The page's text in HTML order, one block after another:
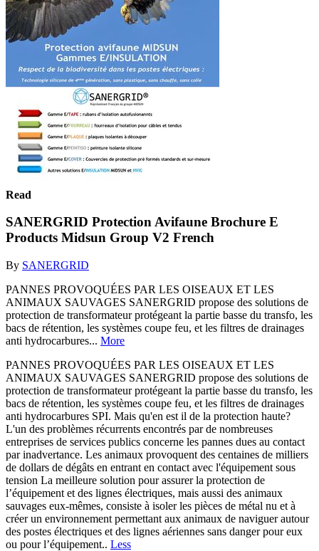
Read
SANERGRID Protection Avifaune Brochure E
Products Midsun Group V2 French
By SANERGRID
PANNES PROVOQUÉES PAR LES OISEAUX ET LES
ANIMAUX SAUVAGES SANERGRID propose des solutions de
protection de transformateur protégeant la partie basse du transfo, les
bacs de rétention, les systèmes coupe feu, et les filtres de drainages
anti hydrocarbures... More
PANNES PROVOQUÉES PAR LES OISEAUX ET LES
ANIMAUX SAUVAGES SANERGRID propose des solutions de
protection de transformateur protégeant la partie basse du transfo, les
bacs de rétention, les systèmes coupe feu, et les filtres de drainages
anti hydrocarbures SPI. Mais qu'en est il de la protection haute?
L'un des problèmes récurrents encontrés par de nombreuses
entreprises de services publics concerne les pannes dues au contact
par inadvertance. Les animaux provoquent des centaines de milliers
de dollars de dégâts en entrant en contact avec l'équipement sous
tension La meilleure solution pour assurer la protection de
l’équipement et des lignes électriques, mais aussi des animaux
sauvages eux-mêmes, consiste à isoler les pièces de métal nu et à
créer un environnement permettant aux animaux de naviguer autour
des postes électriques et des lignes aériennes sans danger pour eux
ou pour l’équipement.. Less